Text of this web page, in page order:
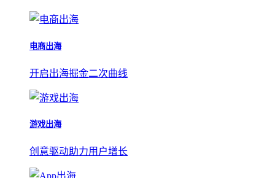
电商出海
开启出海掘金二次曲线
游戏出海
创意驱动助力用户增长